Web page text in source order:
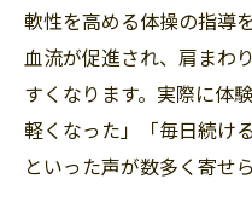
軟性を高める体操の指導
血流が促進され、肩まわ
すくなります。実際に体
軽くなった」「毎日続け
といった声が数多く寄せ